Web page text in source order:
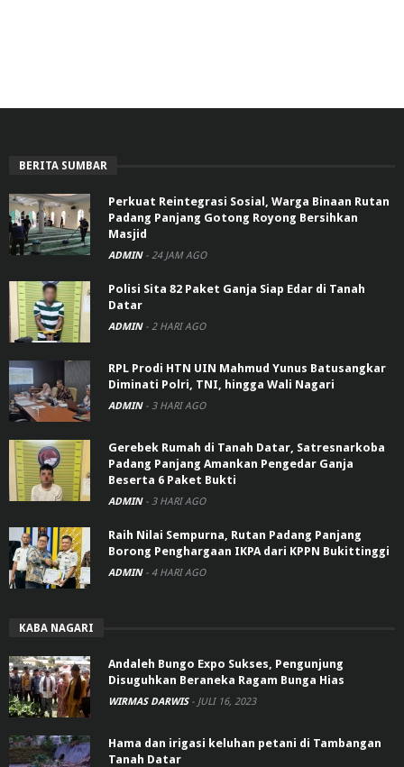
BERITA SUMBAR
Perkuat Reintegrasi Sosial, Warga Binaan Rutan
Padang Panjang Gotong Royong Bersihkan
Masjid
ADMIN - 24 JAM AGO
Polisi Sita 82 Paket Ganja Siap Edar di Tanah
Datar
ADMIN - 2 HARI AGO
RPL Prodi HTN UIN Mahmud Yunus Batusangkar
Diminati Polri, TNI, hingga Wali Nagari
ADMIN - 3 HARI AGO
Gerebek Rumah di Tanah Datar, Satresnarkoba
Padang Panjang Amankan Pengedar Ganja
Beserta 6 Paket Bukti
ADMIN - 3 HARI AGO
Raih Nilai Sempurna, Rutan Padang Panjang
Borong Penghargaan IKPA dari KPPN Bukittinggi
ADMIN - 4 HARI AGO
KABA NAGARI
Andaleh Bungo Expo Sukses, Pengunjung
Disuguhkan Beraneka Ragam Bunga Hias
WIRMAS DARWIS - JULI 16, 2023
Hama dan irigasi keluhan petani di Tambangan
Tanah Datar